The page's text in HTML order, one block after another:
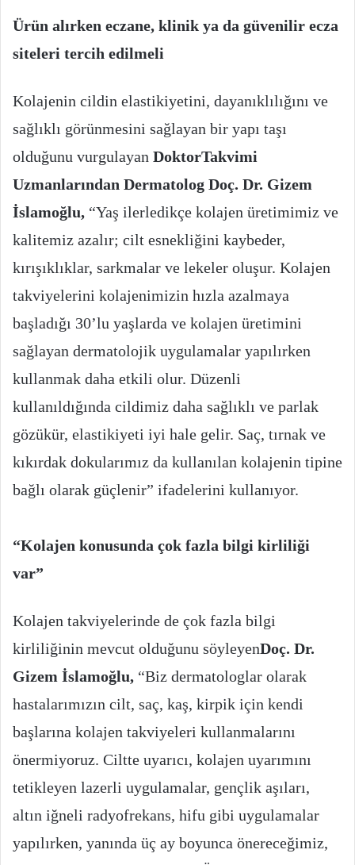
Ürün alırken eczane, klinik ya da güvenilir ecza
siteleri tercih edilmeli
Kolajenin cildin elastikiyetini, dayanıklılığını ve
sağlıklı görünmesini sağlayan bir yapı taşı
olduğunu vurgulayan DoktorTakvimi
Uzmanlarından Dermatolog Doç. Dr. Gizem
İslamoğlu, “Yaş ilerledikçe kolajen üretimimiz ve
kalitemiz azalır; cilt esnekliğini kaybeder,
kırışıklıklar, sarkmalar ve lekeler oluşur. Kolajen
takviyelerini kolajenimizin hızla azalmaya
başladığı 30’lu yaşlarda ve kolajen üretimini
sağlayan dermatolojik uygulamalar yapılırken
kullanmak daha etkili olur. Düzenli
kullanıldığında cildimiz daha sağlıklı ve parlak
gözükür, elastikiyeti iyi hale gelir. Saç, tırnak ve
kıkırdak dokularımız da kullanılan kolajenin tipine
bağlı olarak güçlenir” ifadelerini kullanıyor.
“Kolajen konusunda çok fazla bilgi kirliliği
var”
Kolajen takviyelerinde de çok fazla bilgi
kirliliğinin mevcut olduğunu söyleyenDoç. Dr.
Gizem İslamoğlu, “Biz dermatologlar olarak
hastalarımızın cilt, saç, kaş, kirpik için kendi
başlarına kolajen takviyeleri kullanmalarını
önermiyoruz. Ciltte uyarıcı, kolajen uyarımını
tetikleyen lazerli uygulamalar, gençlik aşıları,
altın iğneli radyofrekans, hifu gibi uygulamalar
yapılırken, yanında üç ay boyunca önereceğimiz,